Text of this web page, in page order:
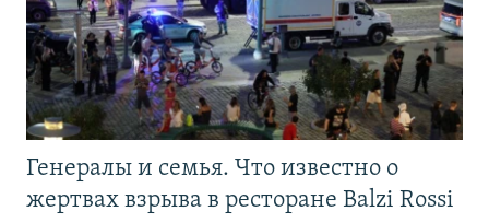
Генералы и семья. Что известно о
жертвах взрыва в ресторане Balzi Rossi